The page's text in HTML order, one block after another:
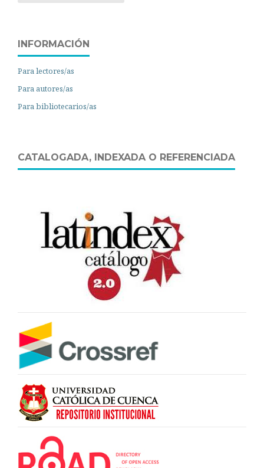
INFORMACIÓN
Para lectores/as
Para autores/as
Para bibliotecarios/as
CATALOGADA, INDEXADA O REFERENCIADA